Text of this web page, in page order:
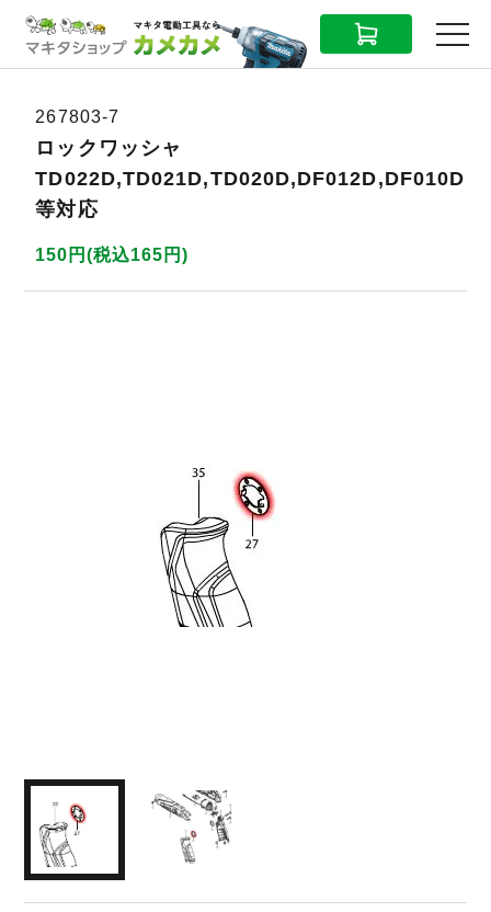
CART MENU
267803-7
ロックワッシャ
TD022D,TD021D,TD020D,DF012D,DF010D
等対応
150円(税込165円)